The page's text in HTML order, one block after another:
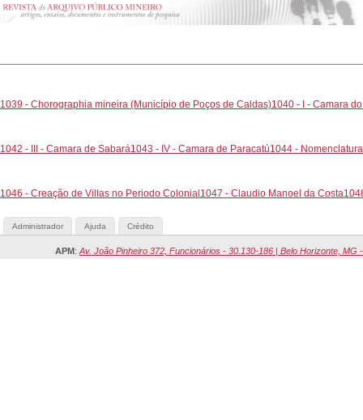
1039 - Chorographia mineira (Município de Poços de Caldas)1040 - I - Camara
1042 - III - Camara de Sabará1043 - IV - Camara de Paracatú1044 -
1046 - Creação de Villas no Periodo Colonial 1047 - Claudio Manoel da Costa
Administrador Ajuda Crédito
APM: Av. João Pinheiro 372, Funcionários - 30.130-186 | Belo Horizonte, MG